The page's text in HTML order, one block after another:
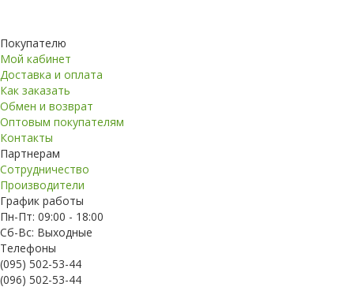
Покупателю
Мой кабинет
Доставка и оплата
Как заказать
Обмен и возврат
Оптовым покупателям
Контакты
Партнерам
Сотрудничество
Производители
График работы
Пн-Пт: 09:00 - 18:00
Сб-Вс: Выходные
Телефоны
(095) 502-53-44
(096) 502-53-44